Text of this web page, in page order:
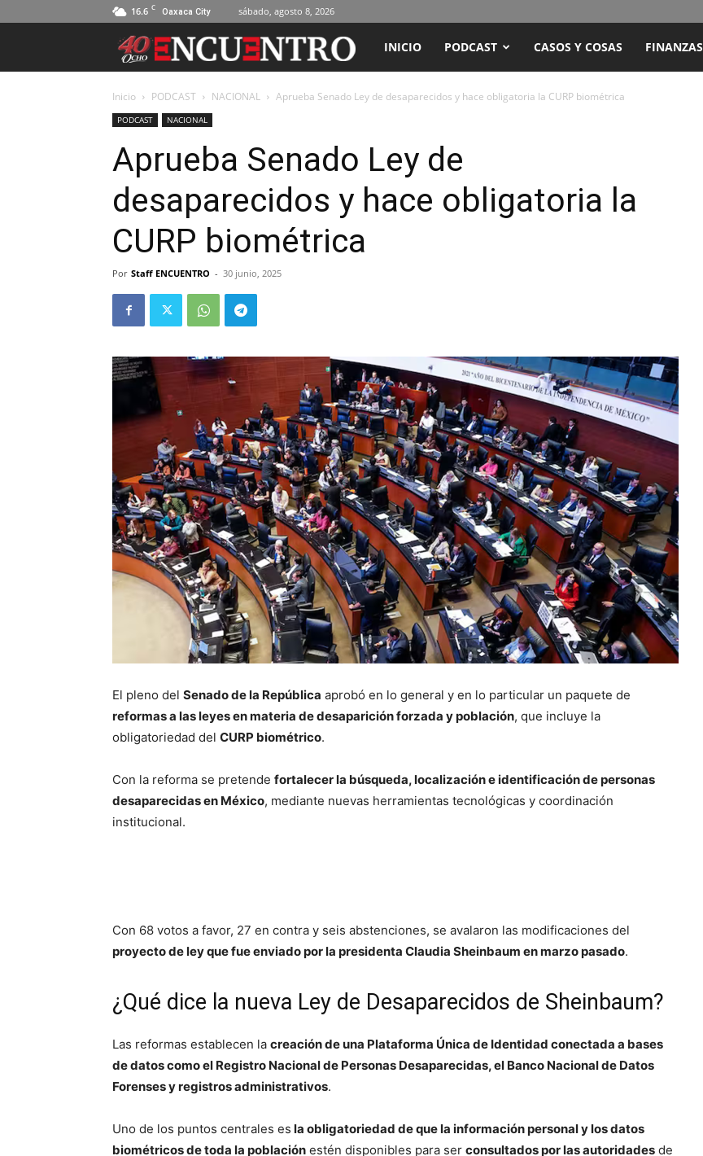
16.6 C Oaxaca City sábado, agosto 8, 2026
ENCUENTRO
RADIO
Y
TELEVISIÓN
INICIO PODCAST CASOS Y COSAS FINANZAS
Inicio PODCAST NACIONAL Aprueba Senado Ley de desaparecidos y hace obligatoria la CURP biométrica
PODCAST NACIONAL
Aprueba Senado Ley de
desaparecidos y hace obligatoria la
CURP biométrica
Por Staff ENCUENTRO - 30 junio, 2025
El pleno del Senado de la República aprobó en lo general y en lo particular un paquete de
reformas a las leyes en materia de desaparición forzada y población, que incluye la
obligatoriedad del CURP biométrico.
Con la reforma se pretende fortalecer la búsqueda, localización e identificación de personas
desaparecidas en México, mediante nuevas herramientas tecnológicas y coordinación
institucional.
Con 68 votos a favor, 27 en contra y seis abstenciones, se avalaron las modificaciones del
proyecto de ley que fue enviado por la presidenta Claudia Sheinbaum en marzo pasado.
¿Qué dice la nueva Ley de Desaparecidos de Sheinbaum?
Las reformas establecen la creación de una Plataforma Única de Identidad conectada a bases
de datos como el Registro Nacional de Personas Desaparecidas, el Banco Nacional de Datos
Forenses y registros administrativos.
Uno de los puntos centrales es la obligatoriedad de que la información personal y los datos
biométricos de toda la población estén disponibles para ser consultados por las autoridades de